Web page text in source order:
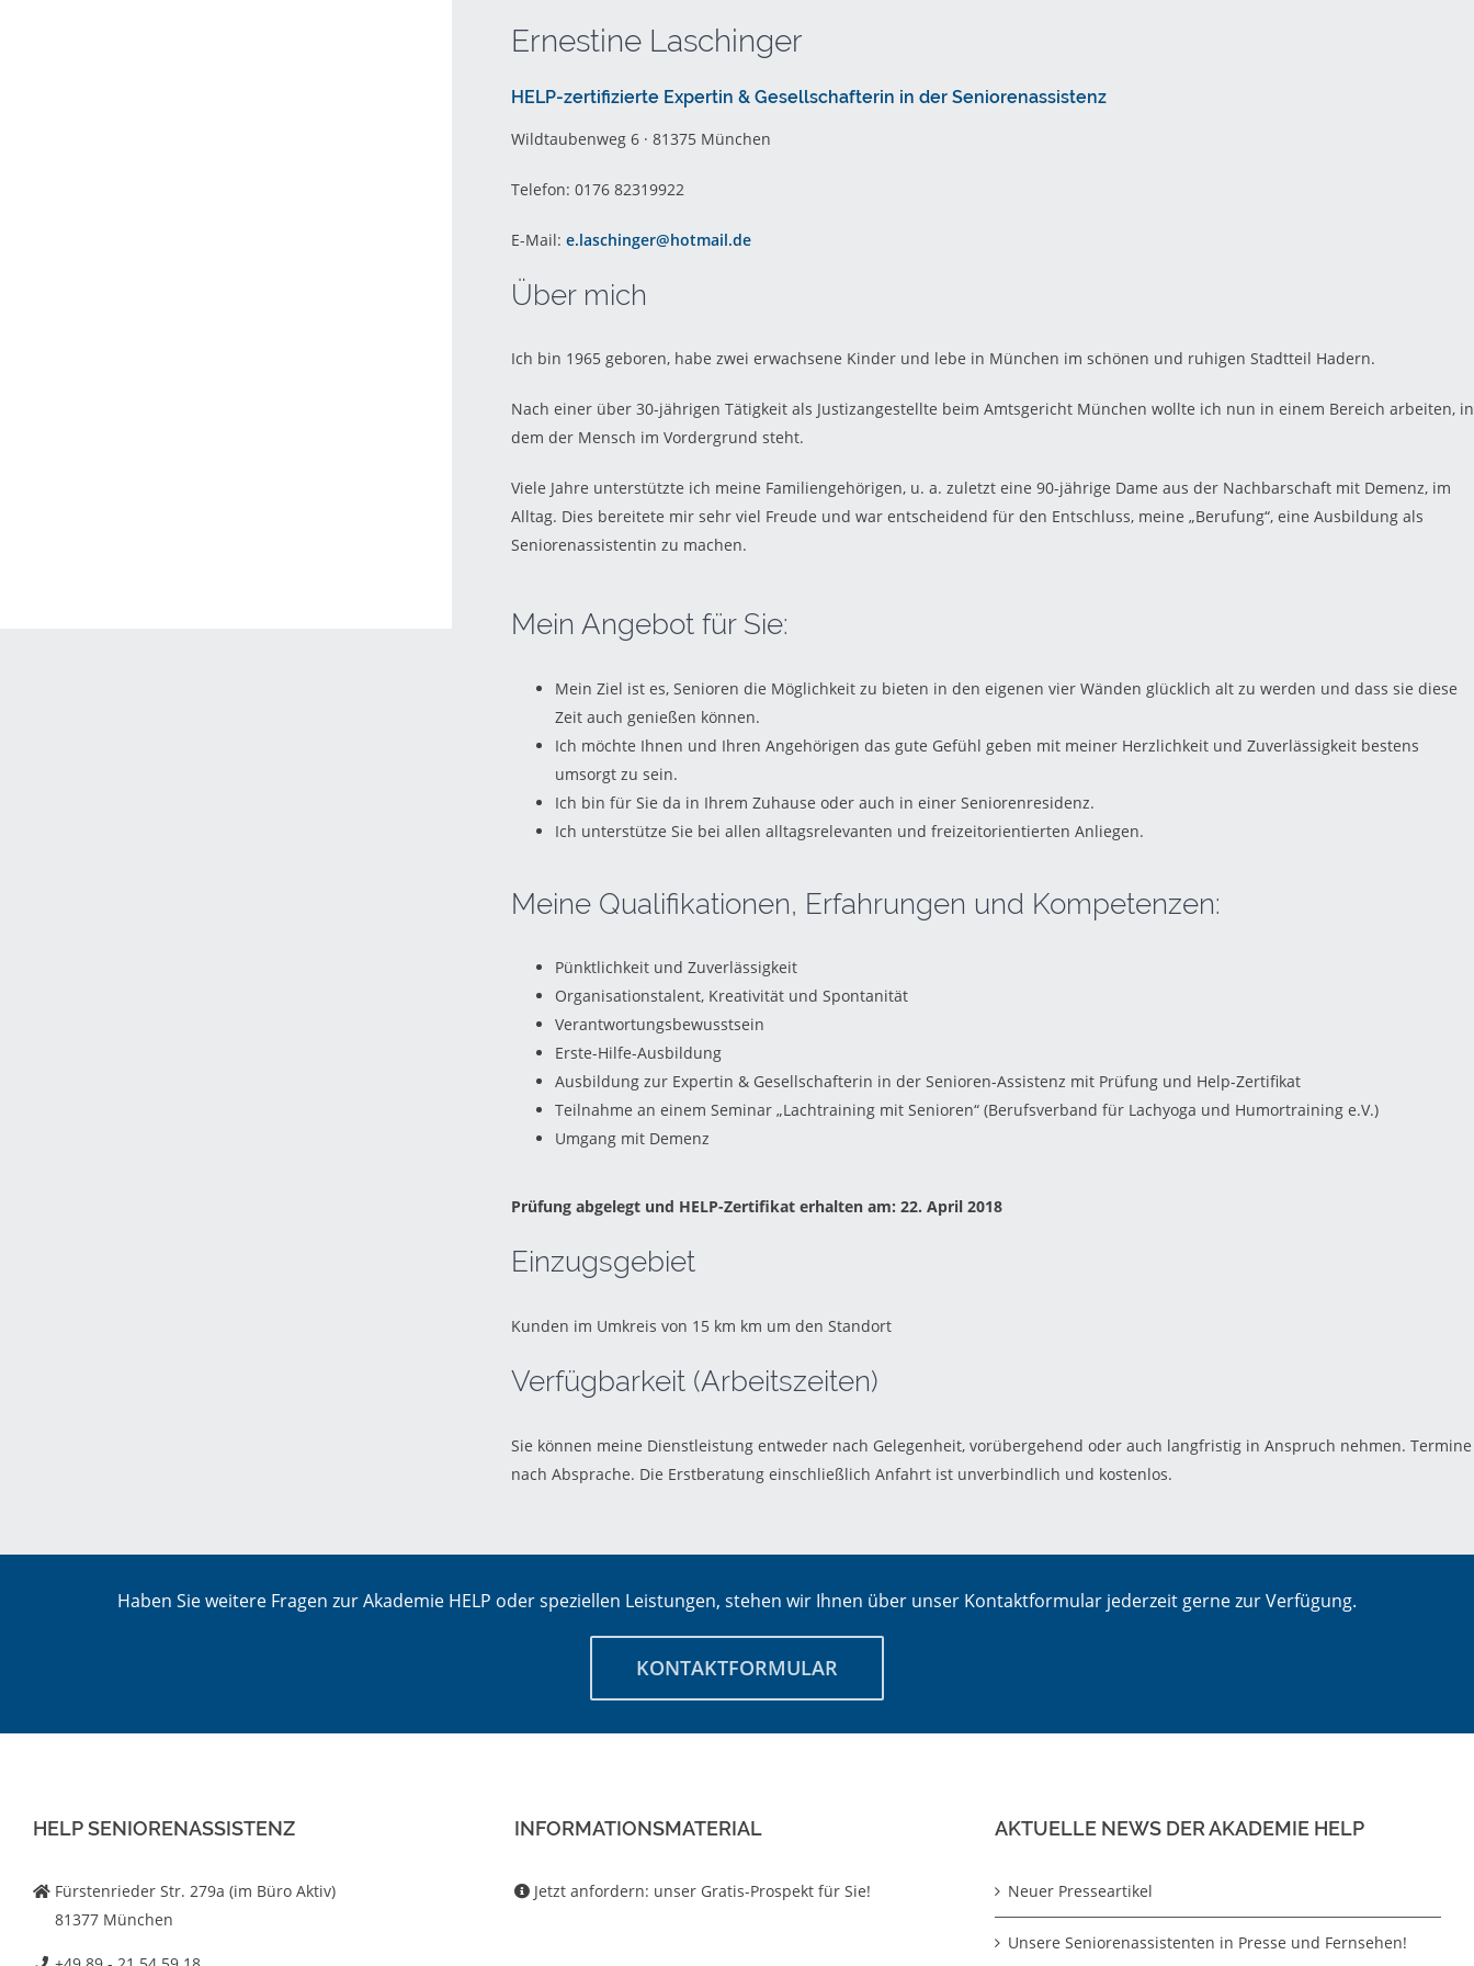
Ernestine Laschinger
HELP-zertifizierte Expertin & Gesellschafterin in der Seniorenassistenz
Wildtaubenweg 6 · 81375 München
Telefon: 0176 82319922
E-Mail: e.laschinger@hotmail.de
Über mich
Ich bin 1965 geboren, habe zwei erwachsene Kinder und lebe in München im schönen und ruhigen Stadtteil Hadern.
Nach einer über 30-jährigen Tätigkeit als Justizangestellte beim Amtsgericht München wollte ich nun in einem Bereich arbeiten, in
dem der Mensch im Vordergrund steht.
Viele Jahre unterstützte ich meine Familiengehörigen, u. a. zuletzt eine 90-jährige Dame aus der Nachbarschaft mit Demenz, im
Alltag. Dies bereitete mir sehr viel Freude und war entscheidend für den Entschluss, meine „Berufung“, eine Ausbildung als
Seniorenassistentin zu machen.
Mein Angebot für Sie:
Mein Ziel ist es, Senioren die Möglichkeit zu bieten in den eigenen vier Wänden glücklich alt zu werden und dass sie diese
Zeit auch genießen können.
Ich möchte Ihnen und Ihren Angehörigen das gute Gefühl geben mit meiner Herzlichkeit und Zuverlässigkeit bestens
umsorgt zu sein.
Ich bin für Sie da in Ihrem Zuhause oder auch in einer Seniorenresidenz.
Ich unterstütze Sie bei allen alltagsrelevanten und freizeitorientierten Anliegen.
Meine Qualifikationen, Erfahrungen und Kompetenzen:
Pünktlichkeit und Zuverlässigkeit
Organisationstalent, Kreativität und Spontanität
Verantwortungsbewusstsein
Erste-Hilfe-Ausbildung
Ausbildung zur Expertin & Gesellschafterin in der Senioren-Assistenz mit Prüfung und Help-Zertifikat
Teilnahme an einem Seminar „Lachtraining mit Senioren“ (Berufsverband für Lachyoga und Humortraining e.V.)
Umgang mit Demenz
Prüfung abgelegt und HELP-Zertifikat erhalten am: 22. April 2018
Einzugsgebiet
Kunden im Umkreis von 15 km km um den Standort
Verfügbarkeit (Arbeitszeiten)
Sie können meine Dienstleistung entweder nach Gelegenheit, vorübergehend oder auch langfristig in Anspruch nehmen. Termine
nach Absprache. Die Erstberatung einschließlich Anfahrt ist unverbindlich und kostenlos.
Haben Sie weitere Fragen zur Akademie HELP oder speziellen Leistungen, stehen wir Ihnen über unser Kontaktformular jederzeit gerne zur Verfügung.
KONTAKTFORMULAR
HELP SENIORENASSISTENZ
Fürstenrieder Str. 279a (im Büro Aktiv)
81377 München
INFORMATIONSMATERIAL
Jetzt anfordern: unser Gratis-Prospekt für Sie!
AKTUELLE NEWS DER AKADEMIE HELP
Neuer Presseartikel
Unsere Seniorenassistenten in Presse und Fernsehen!